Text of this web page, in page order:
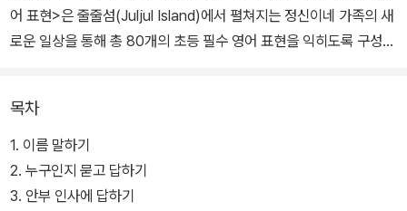
어 표현>은 줄줄섬(Juljul Island)에서 펼쳐지는 정신이네 가족의 새
로운 일상을 통해 총 80개의 초등 필수 영어 표현을 익히도록 구성되
만화가 주는 재미에 더하여 말하기 중심의 표현 연습을 통해 일상생
활에서 꼭 필요한 필수 영어 표현들을 배울 수 있다. <놓지 마 초등 영
단어>처럼 여전히 재미있지만 이제 의사소통 영역으로 영어 학습의
범위를 확장하여 자신 있는 영어 말하기에 도전해 보자.
목차
1. 이름 말하기
2. 누구인지 묻고 답하기
3. 안부 인사에 답하기